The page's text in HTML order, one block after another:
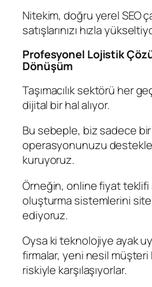
Nitekim, doğru yerel SEO
satışlarınızı hızla
Profesyonel Lojistik
Dönüşüm
Taşımacılık sektörü her
dijital bir hal alıyor.
Bu sebeple, biz sadece
operasyonunuzu
kuruyoruz.
Örneğin, online fiyat teklifi
oluşturma sistemlerini
ediyoruz.
Oysa ki teknolojiye ayak
firmalar, yeni nesil
riskiyle karşılaşıyorlar.